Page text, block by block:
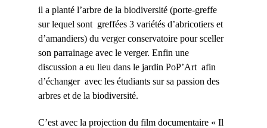
il a planté l’arbre de la biodiversité (porte-greffe
sur lequel sont greffées 3 variétés d’abricotiers et
d’amandiers) du verger conservatoire pour sceller
son parrainage avec le verger.Enfin une
discussion a eu lieu dans le jardin PoP’Art afin
d’échanger avec les étudiants sur sa passion des
arbres et de la biodiversité.
C’est avec la projection du film documentaire « Il